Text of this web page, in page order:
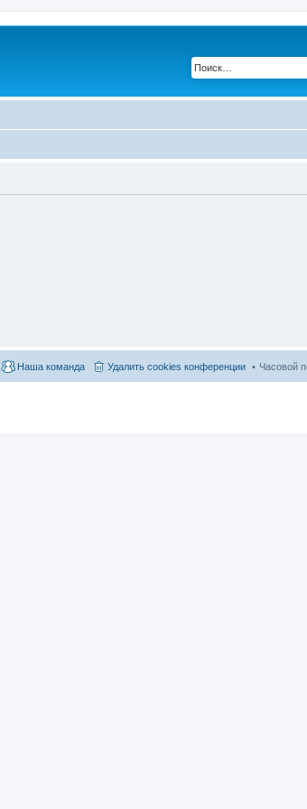
Часовой
Удалить cookies конференции
Наша команда